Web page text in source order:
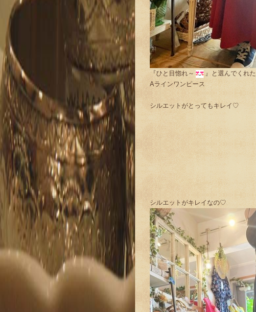
『ひと目惚れ～
』と選んでくれた
Aラインワンピース
シルエットがとってもキレイ♡
シルエットがキレイなの♡